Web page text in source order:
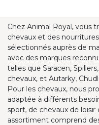
Chez Animal Royal, vous
chevaux et des
sélectionnés auprès de
avec des marques
telles que Saracen,
chevaux, et Autarky,
Pour les chevaux, nous
adaptée à différents
sport, de chevaux de
assortiment comprend